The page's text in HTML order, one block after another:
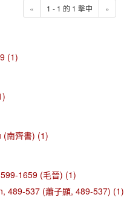
« 1 - 1 的 1 擊中 »
(1)
(南齊書) (1)
1659 (毛晉) (1)
489-537 (蕭子顯, 489-537) (1)